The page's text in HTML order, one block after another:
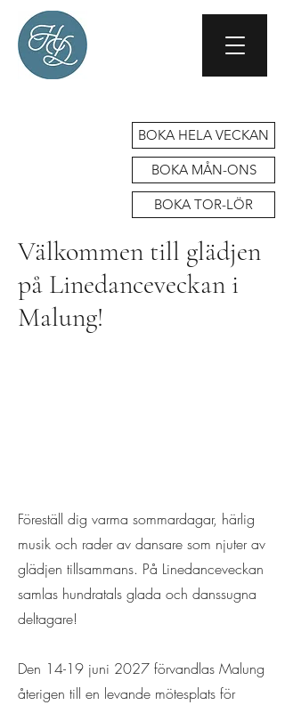
BOKA HELA VECKAN
BOKA MÅN-ONS
BOKA TOR-LÖR
Välkommen till glädjen
på Linedanceveckan i
Malung!
Föreställ dig varma sommardagar, härlig
musik och rader av dansare som njuter av
glädjen tillsammans. På Linedanceveckan
samlas hundratals glada och danssugna
deltagare!
Den 14-19 juni 2027 förvandlas Malung
återigen till en levande mötesplats för